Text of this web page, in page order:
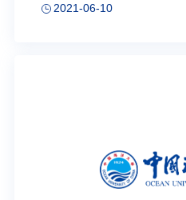
2021-06-10